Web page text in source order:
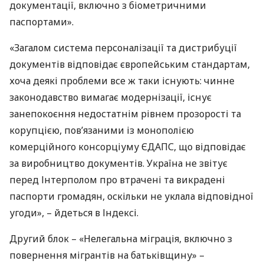
документації, включно з біометричними
паспортами».
«Загалом система персоналізації та дистрибуції
документів відповідає європейським стандартам,
хоча деякі проблеми все ж таки існують: чинне
законодавство вимагає модернізації, існує
занепокоєння недостатнім рівнем прозорості та
корупцією, пов’язаними із монополією
комерційного консорціумуЄДАПС, що відповідає
за виробництво документів. Україна не звітує
перед Інтерполом про втрачені та викрадені
паспорти громадян, оскільки не уклала відповідної
угоди», – йдеться в Індексі.
Другий блок – «Нелегальна міграція, включно з
повернення мігрантів на батьківщину» –